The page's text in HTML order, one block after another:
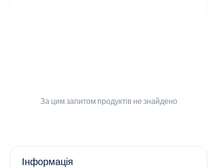
Всі продукти
За цим запитом продуктів не знайдено
Інформація